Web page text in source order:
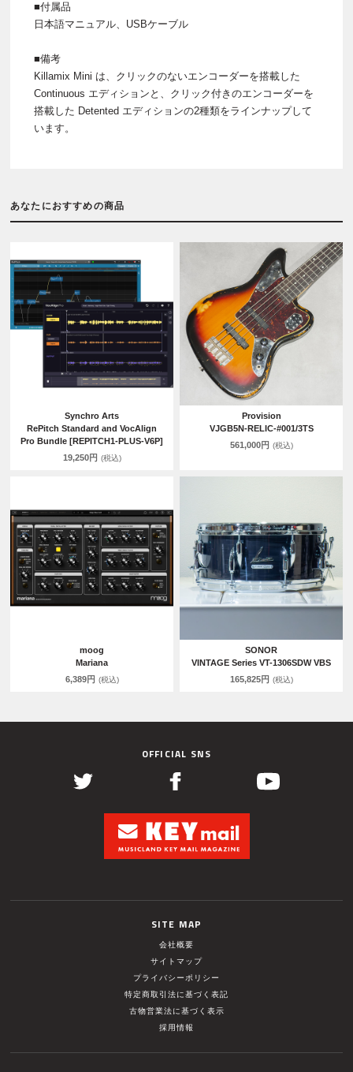
■付属品
日本語マニュアル、USBケーブル
■備考
Killamix Mini は、クリックのないエンコーダーを搭載した
Continuous エディションと、クリック付きのエンコーダーを
搭載した Detented エディションの2種類をラインナップして
います。
あなたにおすすめの商品
Synchro Arts
RePitch Standard and VocAlign
Pro Bundle [REPITCH1-PLUS-V6P]
19,250円 (税込)
Provision
VJGB5N-RELIC-#001/3TS
561,000円 (税込)
moog
Mariana
6,389円 (税込)
SONOR
VINTAGE Series VT-1306SDW VBS
165,825円 (税込)
OFFICIAL SNS
SITE MAP
会社概要
サイトマップ
プライバシーポリシー
特定商取引法に基づく表記
古物営業法に基づく表示
採用情報